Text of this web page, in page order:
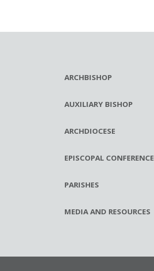
ARCHBISHOP
AUXILIARY BISHOP
ARCHDIOCESE
EPISCOPAL CONFERENCE
PARISHES
MEDIA AND RESOURCES